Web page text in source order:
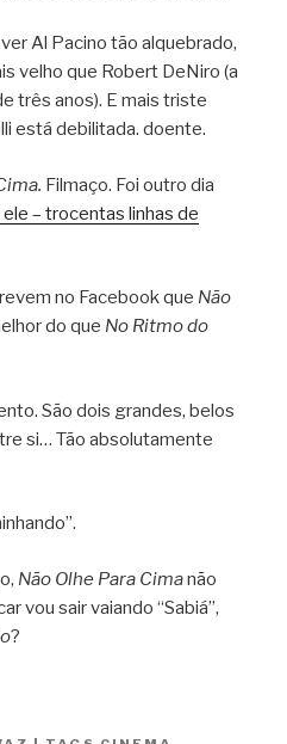
Al Pacino tão alquebrado,
velho que Robert DeNiro (a
três anos). E mais triste
está debilitada. doente.
Filmaço. Foi outro dia
– trocentas linhas de
no Facebook que Não
do que No Ritmo do
São dois grandes, belos
si… Tão absolutamente
Não Olhe Para Cimanão
vou sair vaiando “Sabiá”,
?